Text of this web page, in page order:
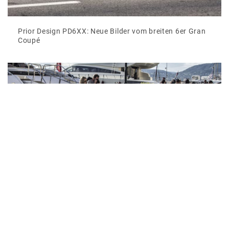
Prior Design PD6XX: Neue Bilder vom breiten 6er Gran
Coupé